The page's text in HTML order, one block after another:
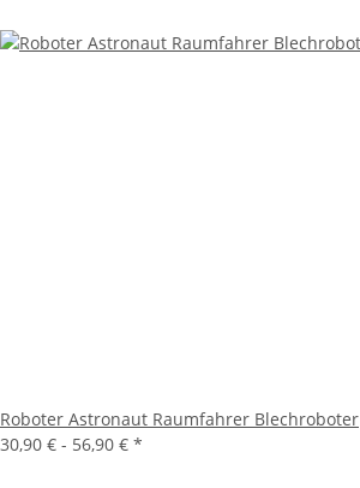
Roboter Astronaut Raumfahrer Blechroboter
30,90 € - 56,90 € *